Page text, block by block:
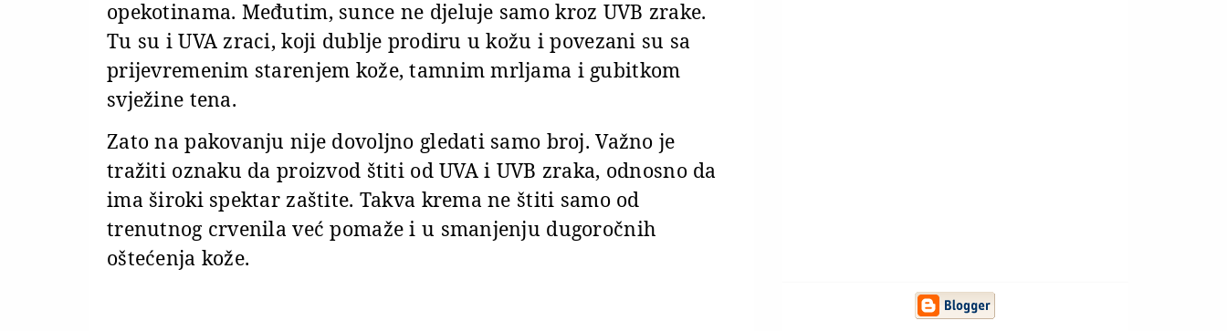
opekotinama. Međutim, sunce ne djeluje samo kroz UVB zrake.
Tu su i UVA zraci, koji dublje prodiru u kožu i povezani su sa
prijevremenim starenjem kože, tamnim mrljama i gubitkom
svježine tena.
Zato na pakovanju nije dovoljno gledati samo broj. Važno je
tražiti oznaku da proizvod štiti od UVA i UVB zraka, odnosno da
ima široki spektar zaštite. Takva krema ne štiti samo od
trenutnog crvenila već pomaže i u smanjenju dugoročnih
oštećenja kože.